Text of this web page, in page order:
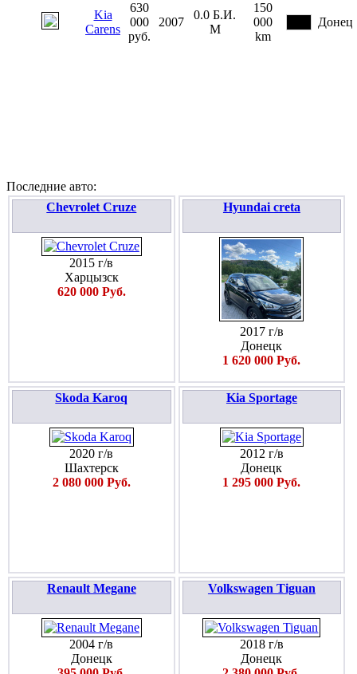
Kia
Carens
630
000
руб.
2007
0.0 Б.И.
М
150
000
km
Последние авто:
Chevrolet Cruze
2015 г/в
Харцызск
620 000 Руб.
Hyundai creta
2017 г/в
Донецк
1 620 000 Руб.
Skoda Karoq
2020 г/в
Шахтерск
2 080 000 Руб.
Kia Sportage
2012 г/в
Донецк
1 295 000 Руб.
Renault Megane
2004 г/в
Донецк
Volkswagen Tiguan
2018 г/в
Донецк